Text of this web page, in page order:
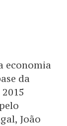
economia
da
João